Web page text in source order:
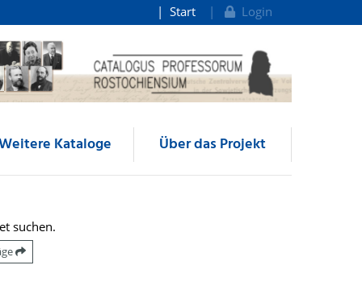
Start Login
Kataloge Über das Projekt
suchen.